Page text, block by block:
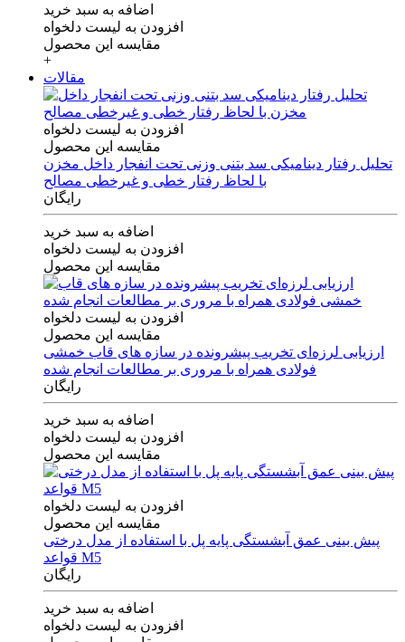
اضافه به سبد خرید
افزودن به لیست دلخواه
مقایسه این محصول
+
مقالات
افزودن به لیست دلخواه
مقایسه این محصول
تحلیل رفتار دینامیکی سد بتنی وزنی تحت انفجار داخل مخزن
با لحاظ رفتار خطی و غیرخطی مصالح
رایگان
اضافه به سبد خرید
افزودن به لیست دلخواه
مقایسه این محصول
افزودن به لیست دلخواه
مقایسه این محصول
ارزیابی لرزه‌ای تخریب پیشرونده در سازه های قاب خمشی
فولادی همراه با مروری بر مطالعات انجام شده
رایگان
اضافه به سبد خرید
افزودن به لیست دلخواه
مقایسه این محصول
افزودن به لیست دلخواه
مقایسه این محصول
پیش بینی عمق آبشستگی پایه پل با استفاده از مدل درختی
قواعد M5
رایگان
اضافه به سبد خرید
افزودن به لیست دلخواه